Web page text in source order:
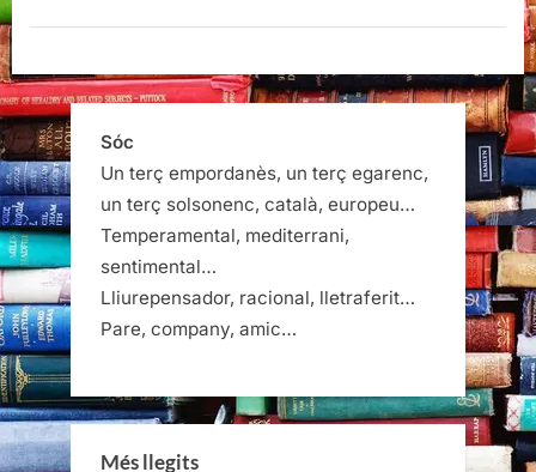
Sóc
Un terç empordanès, un terç egarenc,
un terç solsonenc, català, europeu…
Temperamental, mediterrani,
sentimental…
Lliurepensador, racional, lletraferit…
Pare, company, amic…
Més llegits